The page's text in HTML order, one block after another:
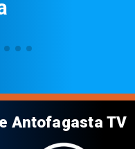
Antofagasta TV